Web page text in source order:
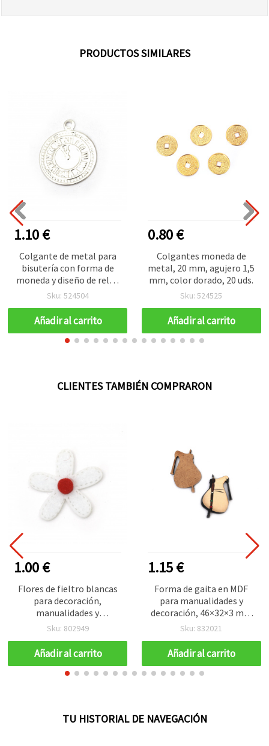
PRODUCTOS SIMILARES
1.10 €
Colgante de metal para
bisutería con forma de
moneda y diseño de reloj,
15 mm, tono plateado,
Sku: 524504
Añadir al carrito
0.80 €
Colgantes moneda de
metal, 20 mm, agujero 1,5
mm, color dorado, 20 uds.
Sku: 524525
Añadir al carrito
CLIENTES TAMBIÉN COMPRARON
1.00 €
Flores de fieltro blancas
para decoración,
manualidades y
scrapbooking, 29 x 29 mm
Sku: 802949
Añadir al carrito
1.15 €
Forma de gaita en MDF
para manualidades y
decoración, 46×32×3 mm
– Pack de 5 unidades
Sku: 832021
Añadir al carrito
TU HISTORIAL DE NAVEGACIÓN